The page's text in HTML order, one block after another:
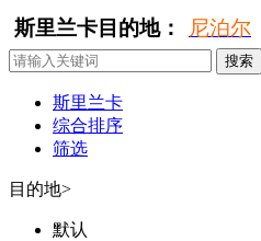
斯里兰卡目的地： 尼泊尔
斯里兰卡
综合排序
筛选
目的地>
默认